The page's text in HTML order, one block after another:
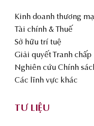
Kinh doanh thương
Tài chính & Thuế
Sở hữu trí tuệ
Giải quyết Tranh chấp
Nghiên cứu Chính
Các lĩnh vực khác
TƯ LIỆU